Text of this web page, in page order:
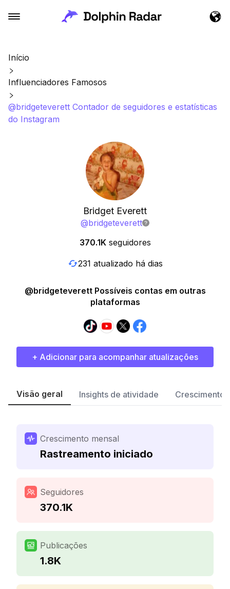
Início
Influenciadores Famosos
@bridgeteverett Contador de seguidores e estatísticas
do Instagram
Bridget Everett
@bridgeteverett
370.1K seguidores
231 atualizado há dias
@bridgeteverett Possíveis contas em outras
plataformas
+ Adicionar para acompanhar atualizações
Visão geral Insights de atividade Crescimento
Crescimento mensal
Rastreamento iniciado
Seguidores
370.1K
Publicações
1.8K